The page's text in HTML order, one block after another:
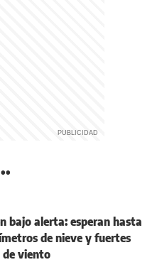
bajo alerta: esperan hasta
de nieve y fuertes
viento